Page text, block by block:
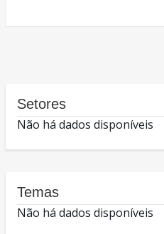
Setores
Não há dados disponíveis
Temas
Não há dados disponíveis